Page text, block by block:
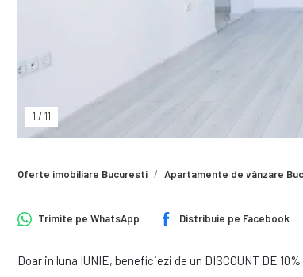
1 / 11
Oferte imobiliare Bucuresti Apartamente de vânzare
Trimite pe WhatsApp Distribuie pe Facebook
Doar in luna IUNIE, beneficiezi de un DISCOUNT DE